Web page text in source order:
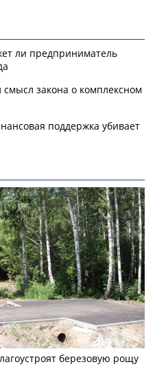
ли предприниматель
смысл закона о комплексном
поддержка убивает
березовую рощу